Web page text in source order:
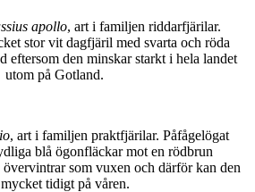
apollo, art i familjen riddarfjärilar.
stor vit dagfjäril med svarta och röda
eftersom den minskar starkt i hela landet
utom på Gotland.
, art i familjen praktfjärilar. Påfågelögat
blå ögonfläckar mot en rödbrun
som vuxen och därför kan den
mycket tidigt på våren.